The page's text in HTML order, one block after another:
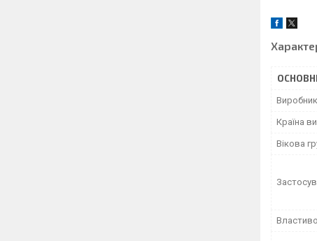
ОСНОВНІ
Виробник
Країна
Вікова